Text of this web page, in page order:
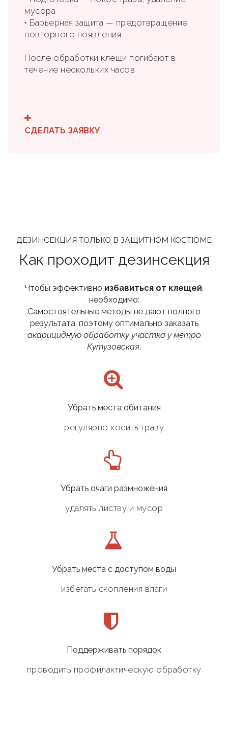
мусора
• Барьерная защита — предотвращение
повторного появления
После обработки клещи погибают в
течение нескольких часов
СДЕЛАТЬ ЗАЯВКУ
ДЕЗИНСЕКЦИЯ ТОЛЬКО В ЗАЩИТНОМ КОСТЮМЕ
Как проходит дезинсекция
Чтобы эффективно избавиться от клещей,
необходимо:
Самостоятельные методы не дают полного
результата, поэтому оптимально заказать
акарицидную обработку участка у метро
Кутузовская.
Убрать места обитания
регулярно косить траву
Убрать очаги размножения
удалять листву и мусор
Убрать места с доступом воды
избегать скопления влаги
Поддерживать порядок
проводить профилактическую обработку